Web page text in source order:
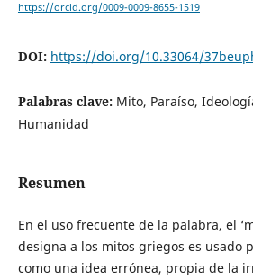
https://orcid.org/0009-0009-8655-1519
DOI: https://doi.org/10.33064/
Palabras clave: Mito, Paraíso,
Humanidad
Resumen
En el uso frecuente de la palabra, el
designa a los mitos griegos es usado
como una idea errónea, propia de la